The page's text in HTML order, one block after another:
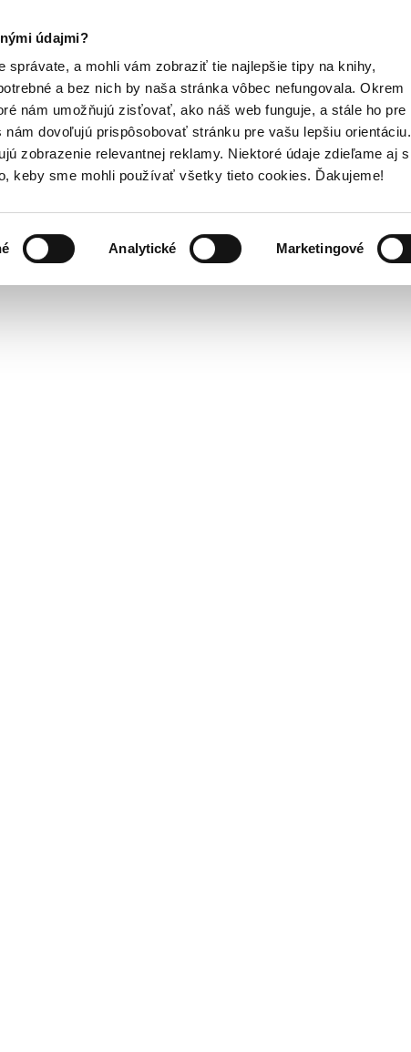
údajmi?
správate, a mohli vám zobraziť tie najlepšie tipy na knihy,
a bez nich by naša stránka vôbec nefungovala. Okrem
nám umožňujú zisťovať, ako náš web funguje, a stále ho pre
dovoľujú prispôsobovať stránku pre vašu lepšiu orientáciu.
zobrazenie relevantnej reklamy. Niektoré údaje zdieľame aj s
keby sme mohli používať všetky tieto cookies. Ďakujeme!
Analytické Marketingové